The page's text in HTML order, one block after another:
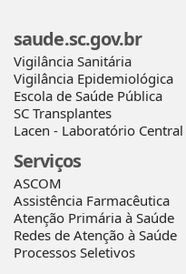
saude.sc.gov.br
Vigilância Sanitária
Vigilância Epidemiológica
Escola de Saúde Pública
SC Transplantes
Lacen - Laboratório Central
Serviços
ASCOM
Assistência Farmacêutica
Atenção Primária à Saúde
Redes de Atenção à Saúde
Processos Seletivos